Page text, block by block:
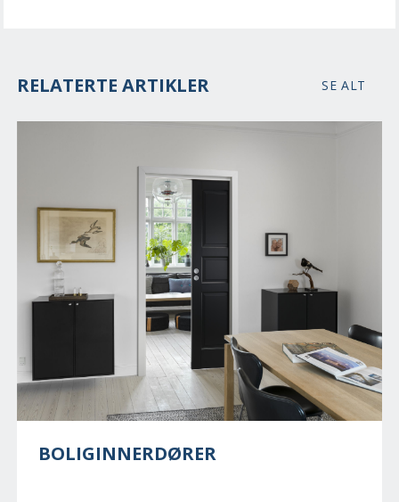
RELATERTE ARTIKLER SE ALT
BOLIGINNERDØRER